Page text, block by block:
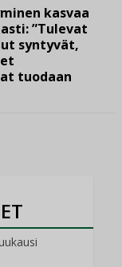
kasvaa
”Tulevat
syntyvät,
tuodaan